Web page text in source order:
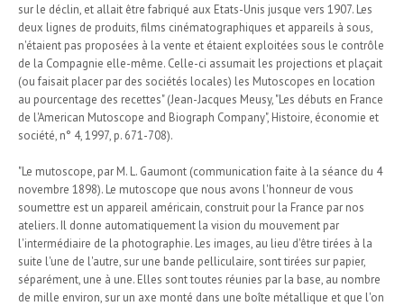
sur le déclin, et allait être fabriqué aux Etats-Unis jusque vers 1907. Les
deux lignes de produits, films cinématographiques et appareils à sous,
n'étaient pas proposées à la vente et étaient exploitées sous le contrôle
de la Compagnie elle-même. Celle-ci assumait les projections et plaçait
(ou faisait placer par des sociétés locales) les Mutoscopes en location
au pourcentage des recettes" (Jean-Jacques Meusy, "Les débuts en France
de l'American Mutoscope and Biograph Company", Histoire, économie et
société, n° 4, 1997, p. 671-708).
"Le mutoscope, par M. L. Gaumont (communication faite à la séance du 4
novembre 1898). Le mutoscope que nous avons l'honneur de vous
soumettre est un appareil américain, construit pour la France par nos
ateliers. Il donne automatiquement la vision du mouvement par
l'intermédiaire de la photographie. Les images, au lieu d'être tirées à la
suite l'une de l'autre, sur une bande pelliculaire, sont tirées sur papier,
séparément, une à une. Elles sont toutes réunies par la base, au nombre
de mille environ, sur un axe monté dans une boîte métallique et que l'on